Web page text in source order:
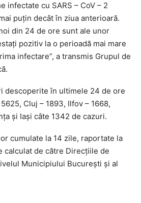
infectate cu SARS – CoV – 2
puţin decât în ziua anterioară.
din 24 de ore sunt ale unor
pozitiv la o perioadă mai mare
infectare”, a transmis Grupul de
descoperite în ultimele 24 de ore
Cluj – 1893, Ilfov – 1668,
şi Iaşi câte 1342 de cazuri.
cumulate la 14 zile, raportate la
calculat de către Direcţiile de
Municipiului Bucureşti şi al